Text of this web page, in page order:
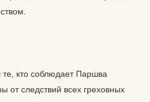
те, кто соблюдает Паршва
от следствий всех греховных